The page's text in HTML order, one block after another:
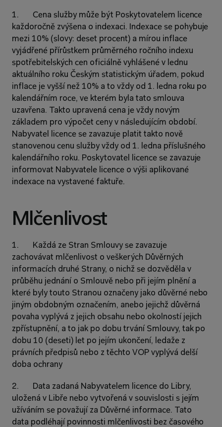
1.       Cena služby může být Poskytovatelem licence
každoročně zvýšena o indexaci. Indexace se pohybuje
mezi 10% (slovy: deset procent) a mírou inflace
vyjádřené přírůstkem průměrného ročního indexu
spotřebitelských cen oficiálně vyhlášené v lednu
aktuálního roku Českým statistickým úřadem, pokud
inflace je vyšší než 10% a to vždy od 1. ledna roku po
kalendářním roce, ve kterém byla tato smlouva
uzavřena. Takto upravená cena je vždy novým
základem pro výpočet ceny v následujícím období.
Nabyvatel licence se zavazuje platit takto nově
stanovenou cenu služby vždy od 1. ledna příslušného
kalendářního roku. Poskytovatel licence se zavazuje
informovat Nabyvatele licence o výši aplikované
indexace na vystavené faktuře.
Mlčenlivost
1.       Každá ze Stran Smlouvy se zavazuje
zachovávat mlčenlivost o veškerých Důvěrných
informacích druhé Strany, o nichž se dozvěděla v
průběhu jednání o Smlouvě nebo při jejím plnění a
které byly touto Stranou označeny jako důvěrné nebo
jiným obdobným označením, anebo jejichž důvěrná
povaha vyplývá z jejich obsahu nebo okolností jejich
zpřístupnění, a to jak po dobu trvání Smlouvy, tak po
dobu 10 (deseti) let po jejím ukončení, ledaže z
právních předpisů nebo z těchto VOP vyplývá delší
doba ochrany
2.       Data zadaná Nabyvatelem licence do Libry,
uložená v Libře nebo vytvořená v souvislosti s jejím
užíváním se považují za Důvěrné informace. Tato
data podléhají povinnosti mlčenlivosti bez časového